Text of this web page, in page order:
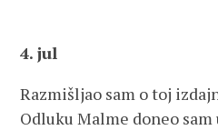
4. jul
Razmišljao sam o toj
Odluku Malme doneo sam